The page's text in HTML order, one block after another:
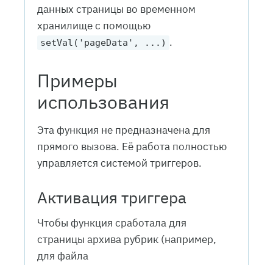
данных страницы во временном
хранилище с помощью
setVal('pageData', ...) .
Примеры
использования
Эта функция не предназначена для
прямого вызова. Её работа полностью
управляется системой триггеров.
Активация триггера
Чтобы функция сработала для
страницы архива рубрик (например,
для файла